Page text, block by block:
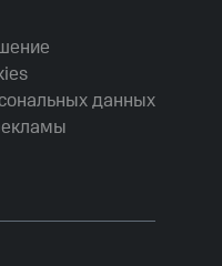
данных